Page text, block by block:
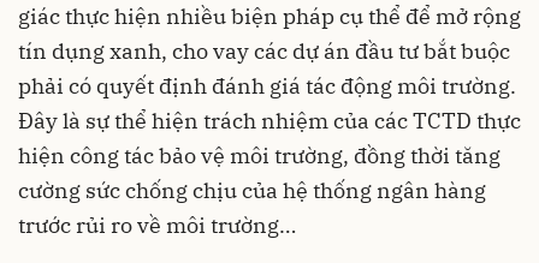
giác thực hiện nhiều biện pháp cụ thể để mở rộng
tín dụng xanh, cho vay các dự án đầu tư bắt buộc
phải có quyết định đánh giá tác động môi trường.
Đây là sự thể hiện trách nhiệm của các TCTD thực
hiện công tác bảo vệ môi trường, đồng thời tăng
cường sức chống chịu của hệ thống ngân hàng
trước rủi ro về môi trường…